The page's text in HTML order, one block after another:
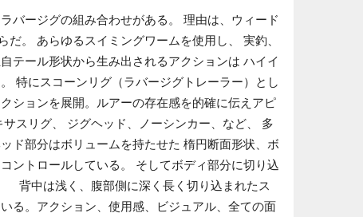
バージグの組み合わせがある。 理由は、ウィード
。 あらゆるスイミングワームを使用し、 実釣、
テール形状から生み出されるアクションは ハイイ
特にスコーンリグ（ラバージグトレーラー）とし
ションを展開。ルアーの存在感を的確に伝えアピ
スリグ、 ジグヘッド、ノーシンカー、など、 多
ド部分はボリュームを持たせた 楕円断面形状、ボ
ントロールしている。 そしてボディ部分に切り込
背中は浅く、腹部側に深く長く切り込まれたス
る。アクション、使用感、ビジュアル、全ての面